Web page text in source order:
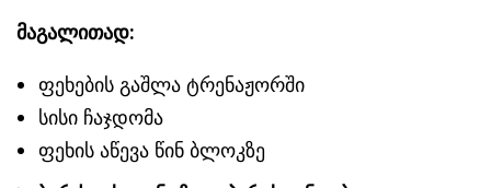
მაგალითად:
ფეხების გაშლა ტრენაჟორში
სისი ჩაჯდომა
ფეხის აწევა წინ ბლოკზე